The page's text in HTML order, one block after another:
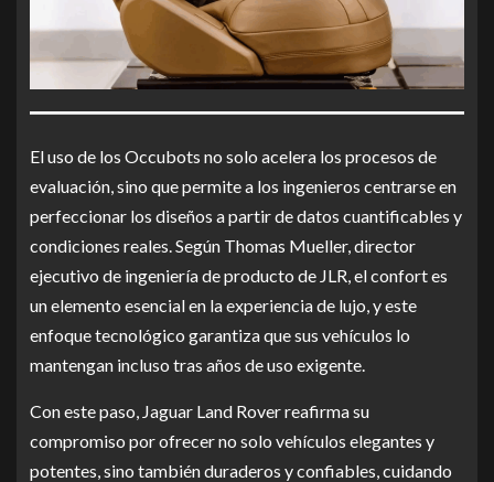
El uso de los Occubots no solo acelera los procesos de
evaluación, sino que permite a los ingenieros centrarse en
perfeccionar los diseños a partir de datos cuantificables y
condiciones reales. Según Thomas Mueller, director
ejecutivo de ingeniería de producto de JLR, el confort es
un elemento esencial en la experiencia de lujo, y este
enfoque tecnológico garantiza que sus vehículos lo
mantengan incluso tras años de uso exigente.
Con este paso, Jaguar Land Rover reafirma su
compromiso por ofrecer no solo vehículos elegantes y
potentes, sino también duraderos y confiables, cuidando